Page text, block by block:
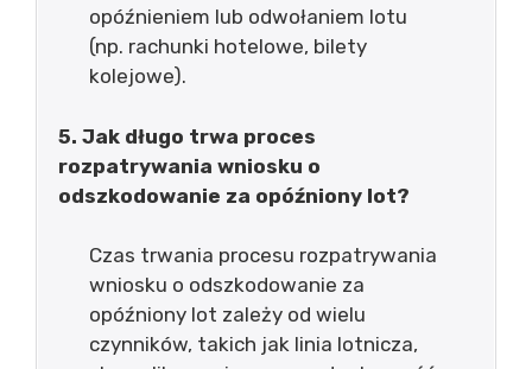
opóźnieniem lub odwołaniem lotu
(np. rachunki hotelowe, bilety
kolejowe).
5. Jak długo trwa proces
rozpatrywania wniosku o
odszkodowanie za opóźniony lot?
Czas trwania procesu rozpatrywania
wniosku o odszkodowanie za
opóźniony lot zależy od wielu
czynników, takich jak linia lotnicza,